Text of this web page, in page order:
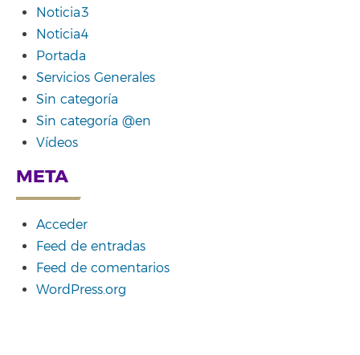
Noticia3
Noticia4
Portada
Servicios Generales
Sin categoría
Sin categoría @en
Vídeos
META
Acceder
Feed de entradas
Feed de comentarios
WordPress.org